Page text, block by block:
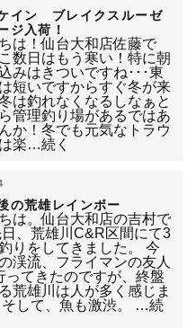
イン ブレイクスルーゼ
ジ入荷！
は！仙台大和店佐藤で
数日はもう寒い！特に朝
みはきついですね･･･東
短いですからすぐ冬が来
は釣れなくなるしなぁと
管理釣り場があるではあ
か！冬でも元気なトラウ
楽…続く
の荒雄レインボー
は。仙台大和店の吉村で
、荒雄川C&R区間にて3
りをしてきました。 今
渓流、フライマンの友人
ってきたのですが、終盤
荒雄川は人が多く感じま
そして、魚も激渋。 …続